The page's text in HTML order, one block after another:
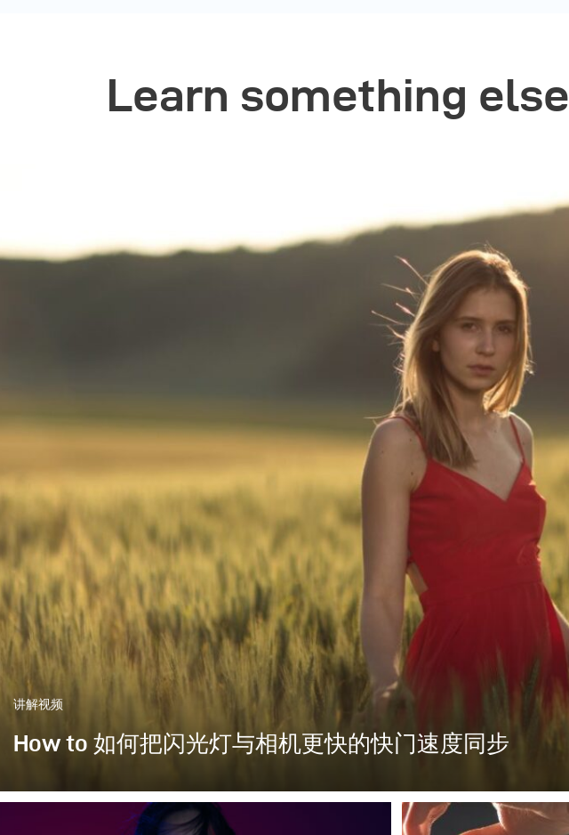
Learn something else
讲解视频
How to 如何把闪光灯与相机更快的快门速度同步